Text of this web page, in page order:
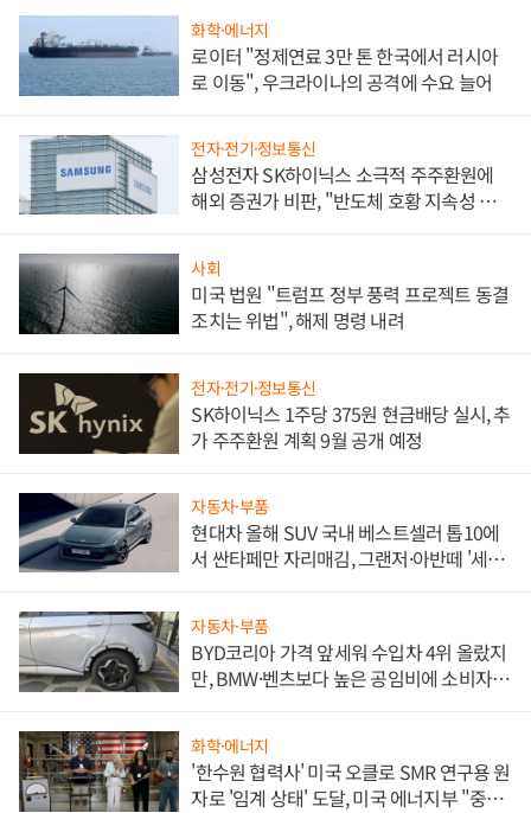
화학·에너지
로이터 "정제연료 3만 톤 한국에서 러시아
로 이동", 우크라이나의 공격에 수요 늘어
전자·전기·정보통신
삼성전자 SK하이닉스 소극적 주주환원에
해외 증권가 비판, "반도체 호황 지속성 의
사회
미국 법원 "트럼프 정부 풍력 프로젝트 동결
조치는 위법", 해제 명령 내려
전자·전기·정보통신
SK하이닉스 1주당 375원 현금배당 실시, 추
가 주주환원 계획 9월 공개 예정
자동차·부품
현대차 올해 SUV 국내 베스트셀러 톱10에
서 싼타페만 자리매김, 그랜저·아반떼 '세단
자동차·부품
BYD코리아 가격 앞세워 수입차 4위 올랐지
만, BMW·벤츠보다 높은 공임비에 소비자
화학·에너지
'한수원 협력사' 미국 오클로 SMR 연구용 원
자로 '임계 상태' 도달, 미국 에너지부 "중요